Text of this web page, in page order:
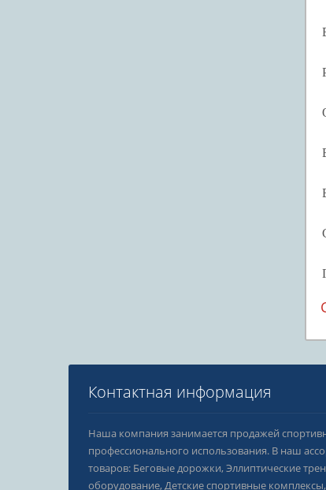
Контактная информация
Наша компания занимается продажей
профессионального использования. В наш
товаров: Беговые дорожки, Эллиптические
оборудование, Детские спортивные